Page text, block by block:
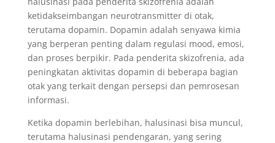
ketidakseimbangan neurotransmitter di otak,
terutama dopamin. Dopamin adalah senyawa kimia
yang berperan penting dalam regulasi mood, emosi,
dan proses berpikir. Pada penderita skizofrenia, ada
peningkatan aktivitas dopamin di beberapa bagian
otak yang terkait dengan persepsi dan pemrosesan
informasi.
Ketika dopamin berlebihan, halusinasi bisa muncul,
terutama halusinasi pendengaran, yang sering